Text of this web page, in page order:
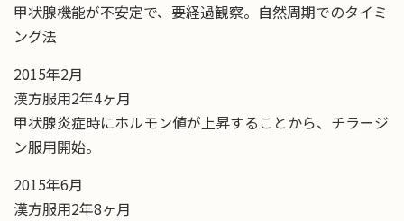
甲状腺機能が不安定で、要経過観察。自然周期でのタイミ
ング法
2015年2月
漢方服用2年4ヶ月
甲状腺炎症時にホルモン値が上昇することから、チラージ
ン服用開始。
2015年6月
漢方服用2年8ヶ月